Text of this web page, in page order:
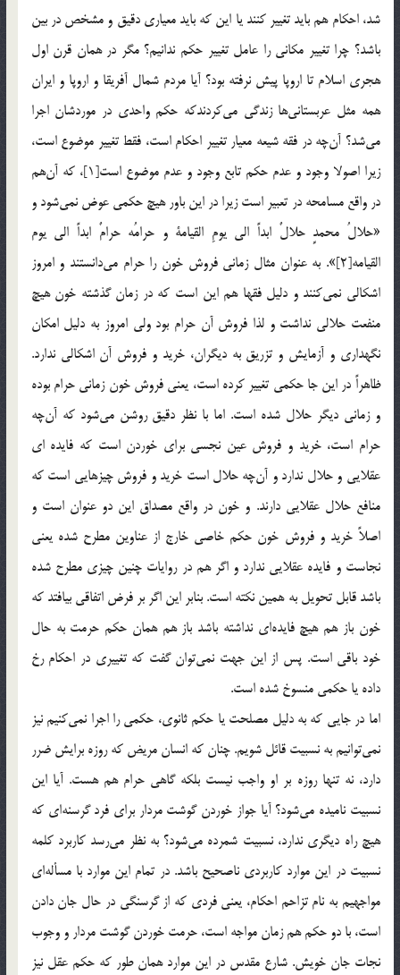
شد، احكام هم بايد تغيير كنند يا اين كه بايد معياري دقيق و مشخص در بين
باشد؟ چرا تغيير مكاني را عامل تغيير حكم ندانيم؟ مگر در همان قرن اول
هجري اسلام تا اروپا پيش‌ نرفته بود؟ آيا مردم شمال آفريقا و اروپا و ايران
همه مثل عربستاني‌ها زندگي مي‌‌كردندكه حكم واحدي در موردشان اجرا
مي‌شد؟ آن‌چه در فقه شيعه معيار تغيير احكام است، فقط تغيير موضوع است،
زيرا اصولا وجود و عدم حكم تابع وجود و عدم موضوع است[1]، كه آن‌هم
در واقع مسامحه در تعبير است زيرا در اين باور هيچ حكمي عوض نمي‌شود و
«حلالُ محمدٍ حلالٌ ابداً الي يومِ القيامة و حرامُه حرامٌ ابداً الي يوم
القيامه[2]». به عنوان مثال زماني فروش خون را حرام مي‌دانستند و امروز
اشكالي نمي‌كنند و دليل فقها هم اين است كه در زمان گذشته خون هيچ
منفعت حلالي نداشت و لذا فروش آن حرام بود ولي امروز به دليل امكان
نگهداري و آزمايش و تزريق به ديگران، خريد و فروش آن اشكالي ندارد.
ظاهراً در اين جا حكمي تغيير كرده است، يعني فروش خون زماني حرام بوده
و زماني ديگر حلال شده است. اما با نظر دقيق روشن مي‌شود كه آن‌چه
حرام است، خريد و فروش عين نجسي براي خوردن است كه فايده‌ اي
عقلايي و حلال ندارد و آن‌چه حلال است خريد و فروش چيزهايي است كه
منافع حلال عقلايي دارند. و خون در واقع مصداق اين دو عنوان است و
اصلاً خريد و فروش خون حكم خاصي خارج از عناوين مطرح شده يعني
نجاست و فايده عقلايي ندارد و اگر هم در روايات چنين چيزي مطرح شده
باشد قابل تحويل به همين نكته است. بنابر اين اگر بر فرض اتفاقي بيافتد كه
خون باز هم هيچ فايده‌اي نداشته باشد باز هم همان حكم حرمت به حال
خود باقي است. پس از اين جهت نمي‌توان گفت كه تغييري در احكام رخ
داده يا حكمي منسوخ شده است.
اما در جايي كه به دليل مصلحت يا حكم ثانوي، حكمي را اجرا نمي‌كنيم نيز
نمي‌توانيم به نسبيت قائل شويم. چنان كه انسان مريض كه روزه برايش ضرر
دارد، نه تنها روزه بر او واجب نيست بلكه گاهي حرام هم هست. آيا اين
نسبيت‌ ناميده مي‌شود؟ آيا جواز خوردن گوشت مردار براي فرد گرسنه‌اي كه
هيچ راه ديگري ندارد، نسبيت شمرده مي‌شود؟ به نظر مي‌رسد كاربرد كلمه
نسبيت در اين موارد كاربردي ناصحيح باشد. در تمام اين موارد با مسأله‌اي
مواجهيم به نام تزاحم احكام، يعني فردي كه از گرسنگي در حال جان دادن
است، با دو حكم هم ‌زمان مواجه است، حرمت خوردن گوشت مردار و وجوب
نجات جان خويش. شارع مقدس در اين موارد همان طور كه حكم عقل نيز